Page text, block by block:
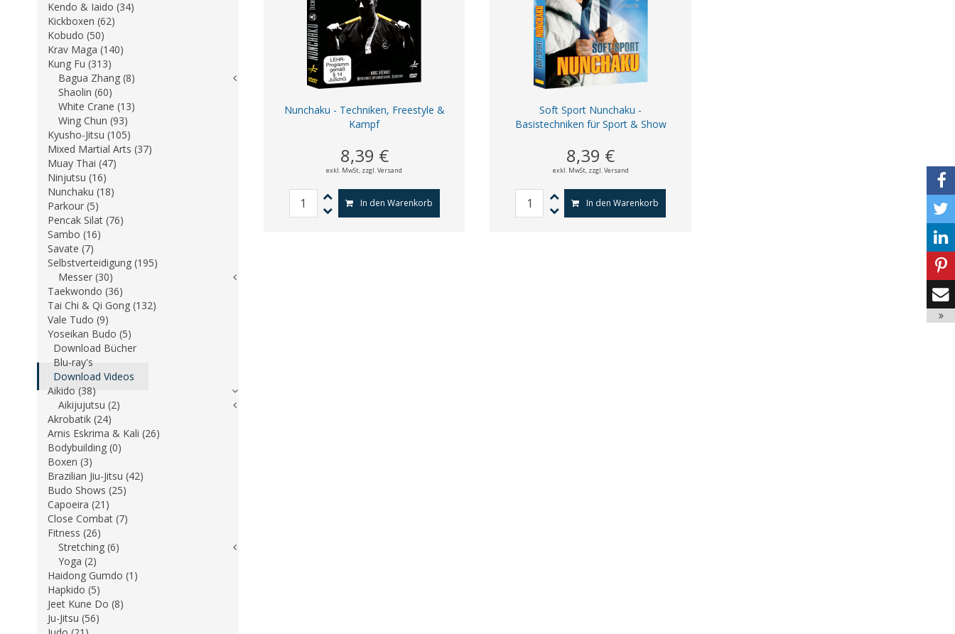
Nunchaku - Techniken, Freestyle &
Kampf
8,39 €
exkl. MwSt, zzgl. Versand
In den Warenkorb
Soft Sport Nunchaku -
Basistechniken für Sport & Show
8,39 €
exkl. MwSt, zzgl. Versand
In den Warenkorb
Kendo & Iaido (34)
Kickboxen (62)
Kobudo (50)
Krav Maga (140)
Kung Fu (313)
Bagua Zhang (8)
Shaolin (60)
White Crane (13)
Wing Chun (93)
Kyusho-Jitsu (105)
Mixed Martial Arts (37)
Muay Thai (47)
Ninjutsu (16)
Nunchaku (18)
Parkour (5)
Pencak Silat (76)
Sambo (16)
Savate (7)
Selbstverteidigung (195)
Messer (30)
Taekwondo (36)
Tai Chi & Qi Gong (132)
Vale Tudo (9)
Yoseikan Budo (5)
Download Bücher
Blu-ray's
Download Videos
Aikido (38)
Aikijujutsu (2)
Akrobatik (24)
Arnis Eskrima & Kali (26)
Bodybuilding (0)
Boxen (3)
Brazilian Jiu-Jitsu (42)
Budo Shows (25)
Capoeira (21)
Close Combat (7)
Fitness (26)
Stretching (6)
Yoga (2)
Haidong Gumdo (1)
Hapkido (5)
Jeet Kune Do (8)
Ju-Jitsu (56)